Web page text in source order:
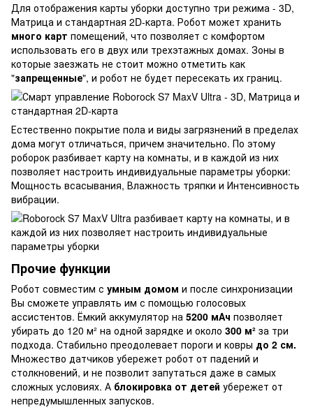
Для отображения карты уборки доступно три режима - 3D,
Матрица и стандартная 2D-карта. Робот может хранить
много карт помещений, что позволяет с комфортом
использовать его в двух или трехэтажных домах. Зоны в
которые заезжать не стоит можно отметить как
"запрещенные", и робот не будет пересекать их границ.
Естественно покрытие пола и виды загрязнений в пределах
дома могут отличаться, причем значительно. По этому
роборок разбивает карту на комнаты, и в каждой из них
позволяет настроить индивидуальные параметры уборки:
Мощность всасывания, Влажность тряпки и Интенсивность
вибрации.
Прочие функции
Робот совместим с умным домом и после синхронизации
Вы сможете управлять им с помощью голосовых
ассистентов. Ёмкий аккумулятор на 5200 мАч позволяет
убирать до 120 м² на одной зарядке и около 300 м² за три
подхода. Стабильно преодолевает пороги и ковры до 2 см.
Множество датчиков убережет робот от падений и
столкновений, и не позволит запутаться даже в самых
сложных условиях. А блокировка от детей убережет от
непредумышленных запусков.